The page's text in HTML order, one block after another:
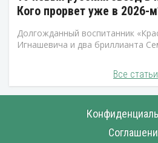
Кого прорвет уже в 2026-
Долгожданный воспитанник
Игнашевича и два бриллианта
Все статьи